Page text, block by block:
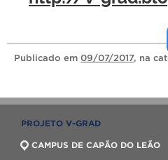
Publicado em 09/07/2017, na
PROJETO V-GRAD
CAMPUS DE CAPÃO DO LEÃO